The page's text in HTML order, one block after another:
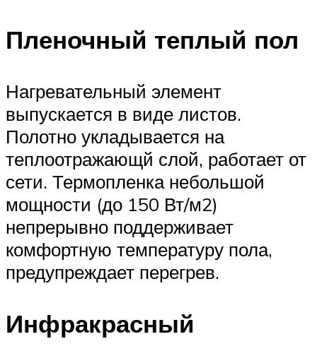
Пленочный теплый пол
Нагревательный элемент
выпускается в виде листов.
Полотно укладывается на
теплоотражающй слой, работает от
сети. Термопленка небольшой
мощности (до 150 Вт/м2)
непрерывно поддерживает
комфортную температуру пола,
предупреждает перегрев.
Инфракрасный